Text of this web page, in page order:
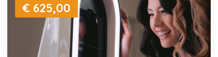
€ 625,00